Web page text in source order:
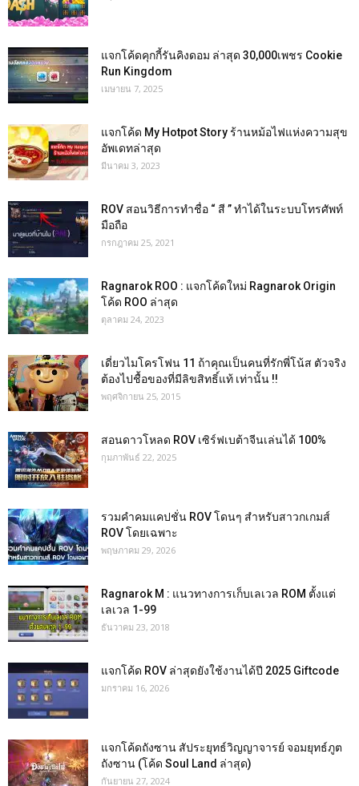
แจกโค้ดคุกกี้รันคิงดอม ล่าสุด 30,000เพชร Cookie
Run Kingdom
เมษายน 7, 2025
แจกโค้ด My Hotpot Story ร้านหม้อไฟแห่งความสุข
อัพเดทล่าสุด
มีนาคม 3, 2023
ROV สอนวิธีการทำชื่อ “ สี ” ทำได้ในระบบโทรศัพท์
มือถือ
กรกฎาคม 25, 2021
Ragnarok ROO : แจกโค้ดใหม่ Ragnarok Origin
โค้ด ROO ล่าสุด
ตุลาคม 24, 2023
เดี่ยวไมโครโฟน 11 ถ้าคุณเป็นคนที่รักพี่โน้ส ตัวจริง
ต้องไปชื้อของที่มีลิขสิทธิ์แท้ เท่านั้น !!
พฤศจิกายน 25, 2015
สอนดาวโหลด ROV เซิร์ฟเบต้าจีนเล่นได้ 100%
กุมภาพันธ์ 22, 2025
รวมคำคมแคปชั่น ROV โดนๆ สำหรับสาวกเกมส์
ROV โดยเฉพาะ
พฤษภาคม 29, 2026
Ragnarok M : แนวทางการเก็บเลเวล ROM ตั้งแต่
เลเวล 1-99
ธันวาคม 23, 2018
แจกโค้ด ROV ล่าสุดยังใช้งานได้ปี 2025 Giftcode
มกราคม 16, 2026
แจกโค้ดถังซาน สัประยุทธ์วิญญาจารย์ จอมยุทธ์ภูต
ถังซาน (โค้ด Soul Land ล่าสุด)
กันยายน 27, 2024